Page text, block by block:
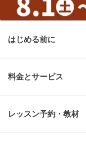
はじめる前に
料金とサービス
レッスン予約・教材